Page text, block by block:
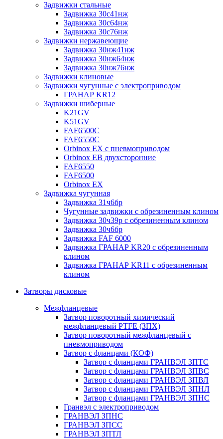
Задвижки стальные
Задвижка 30с41нж
Задвижка 30с64нж
Задвижка 30с76нж
Задвижки нержавеющие
Задвижка 30нж41нж
Задвижка 30нж64нж
Задвижка 30нж76нж
Задвижки клиновые
Задвижки чугунные с электроприводом
ГРАНАР KR12
Задвижки шиберные
K21GV
K51GV
FAF6500C
FAF6550С
Orbinox EX с пневмоприводом
Orbinox EB двухсторонние
FAF6550
FAF6500
Orbinox EX
Задвижка чугунная
Задвижка 31ч6бр
Чугунные задвижки с обрезиненным клином
Задвижка 30ч39р с обрезиненным клином
Задвижка 30ч6бр
Задвижка FAF 6000
Задвижка ГРАНАР KR20 с обрезиненным
клином
Задвижка ГРАНАР KR11 с обрезиненным
клином
Затворы дисковые
Межфланцевые
Затвор поворотный химический
межфланцевый PTFE (ЗПХ)
Затвор поворотный межфланцевый с
пневмоприводом
Затвор с фланцами (КОФ)
Затвор с фланцами ГРАНВЭЛ ЗПТС
Затвор с фланцами ГРАНВЭЛ ЗПВС
Затвор с фланцами ГРАНВЭЛ ЗПВЛ
Затвор с фланцами ГРАНВЭЛ ЗПНЛ
Затвор с фланцами ГРАНВЭЛ ЗПНС
Гранвэл с электроприводом
ГРАНВЭЛ ЗПНС
ГРАНВЭЛ ЗПСС
ГРАНВЭЛ ЗПТЛ